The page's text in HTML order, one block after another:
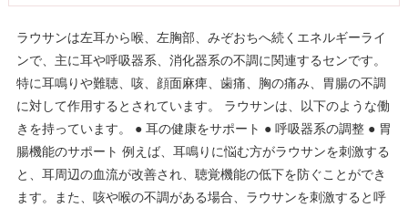
ラウサンは左耳から喉、左胸部、みぞおちへ続くエネルギーライ
ンで、主に耳や呼吸器系、消化器系の不調に関連するセンです。
特に耳鳴りや難聴、咳、顔面麻痺、歯痛、胸の痛み、胃腸の不調
に対して作用するとされています。 ラウサンは、以下のような働
きを持っています。 ● 耳の健康をサポート ● 呼吸器系の調整 ● 胃
腸機能のサポート 例えば、耳鳴りに悩む方がラウサンを刺激する
と、耳周辺の血流が改善され、聴覚機能の低下を防ぐことができ
ます。また、咳や喉の不調がある場合、ラウサンを刺激すると呼